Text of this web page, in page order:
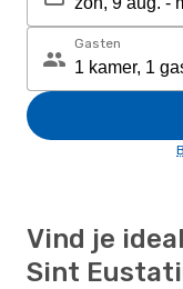
Gasten
Vind je
Sint